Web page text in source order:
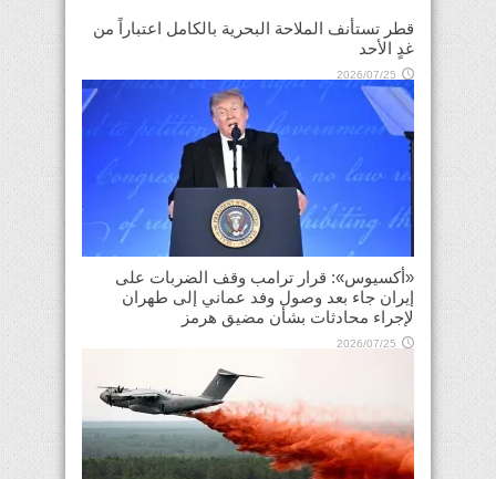
قطر تستأنف الملاحة البحرية بالكامل اعتباراً من
غدٍ الأحد
2026/07/25
«أكسيوس»: قرار ترامب وقف الضربات على
إيران جاء بعد وصول وفد عماني إلى طهران
لإجراء محادثات بشأن مضيق هرمز
2026/07/25